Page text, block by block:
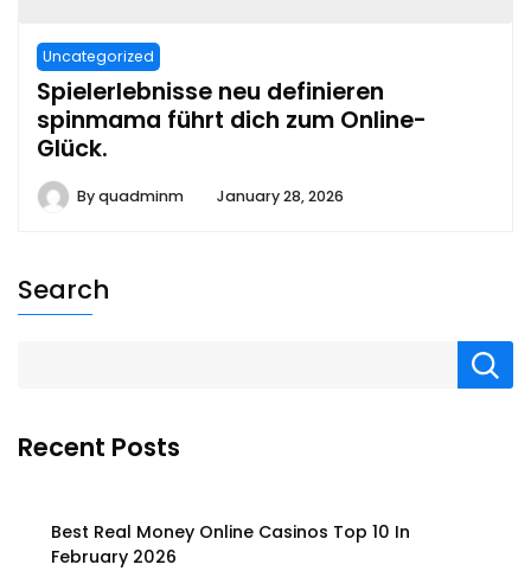
Uncategorized
Spielerlebnisse neu definieren
spinmama führt dich zum Online-
Glück.
Byquadminm January 28, 2026
Search
Recent Posts
Best Real Money Online Casinos Top 10 In
February 2026